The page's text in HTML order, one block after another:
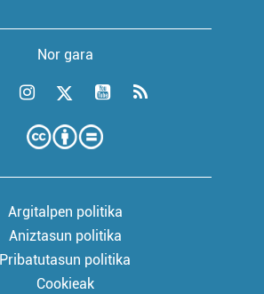
Nor gara
Argitalpen politika
Aniztasun politika
Pribatutasun politika
Cookieak